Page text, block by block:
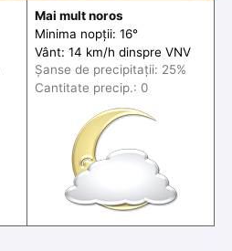
Mai mult noros
Minima nopții: 16°
Vânt: 14 km/h dinspre VNV
Șanse de precipitații: 25%
Cantitate precip.: 0